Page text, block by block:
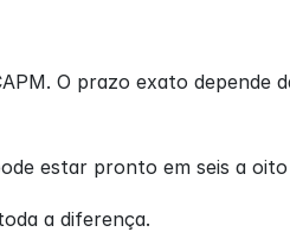
O prazo exato depende
estar pronto em seis a oito
a diferença.